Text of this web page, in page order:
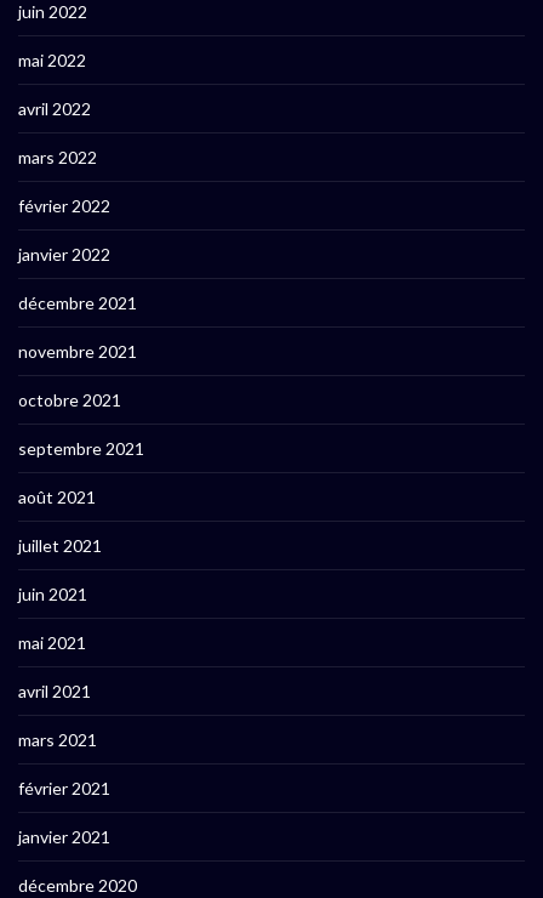
juin 2022
mai 2022
avril 2022
mars 2022
février 2022
janvier 2022
décembre 2021
novembre 2021
octobre 2021
septembre 2021
août 2021
juillet 2021
juin 2021
mai 2021
avril 2021
mars 2021
février 2021
janvier 2021
décembre 2020